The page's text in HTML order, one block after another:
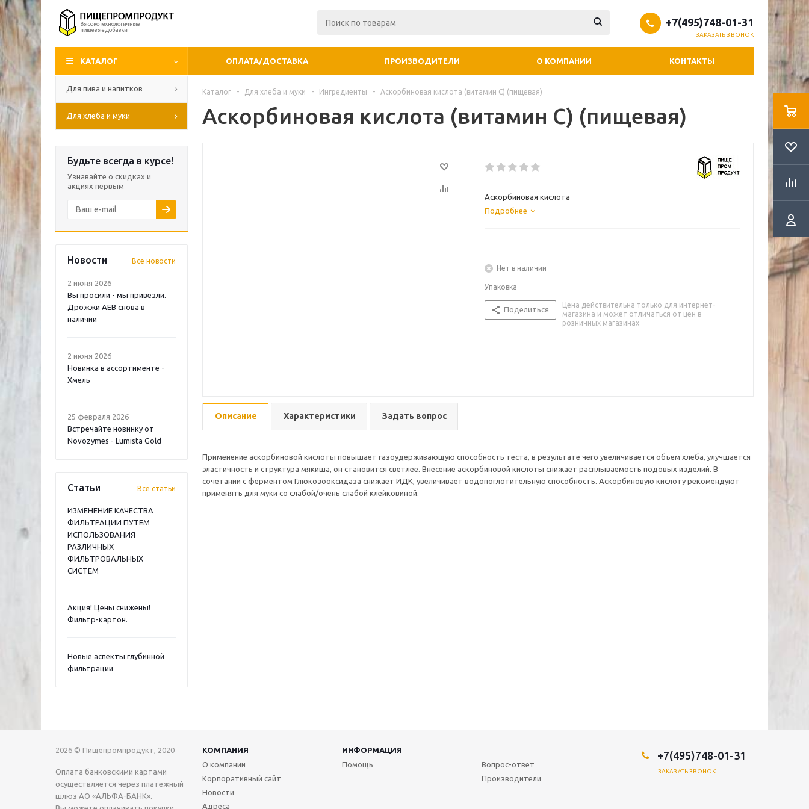
+7(495)748-01-31
ЗАКАЗАТЬ ЗВОНОК
КАТАЛОГ ОПЛАТА/ДОСТАВКА ПРОИЗВОДИТЕЛИ О КОМПАНИИ КОНТАКТЫ
Для пива и напитков
Для хлеба и муки
Будьте всегда в курсе!
Узнавайте о скидках и
акциях первым
Новости Все новости
2 июня 2026
Вы просили - мы привезли.
Дрожжи AEB снова в
наличии
2 июня 2026
Новинка в ассортименте -
Хмель
25 февраля 2026
Встречайте новинку от
Novozymes - Lumista Gold
Статьи Все статьи
ИЗМЕНЕНИЕ КАЧЕСТВА
ФИЛЬТРАЦИИ ПУТЕМ
ИСПОЛЬЗОВАНИЯ
РАЗЛИЧНЫХ
ФИЛЬТРОВАЛЬНЫХ
СИСТЕМ
Акция! Цены снижены!
Фильтр-картон.
Новые аспекты глубинной
фильтрации
Каталог - Для хлеба и муки - Ингредиенты - Аскорбиновая кислота (витамин С) (пищевая)
Аскорбиновая кислота (витамин С) (пищевая)
Аскорбиновая кислота
Подробнее
Нет в наличии
Упаковка
Поделиться
Цена действительна только для интернет-
магазина и может отличаться от цен в
розничных магазинах
Описание Характеристики Задать вопрос
Применение аскорбиновой кислоты пoвышает газоудерживающую способность теста, в результате чего увеличивается объем хлеба, улучшается
эластичность и структура мякиша, он становится светлее. Внесение аскорбиновой кислоты снижает расплываемость подовых изделий. В
сочетании с ферментом Глюкозооксидаза снижает ИДК, увеличивает водопоглотительную способность. Аскорбиновую кислоту рекомендуют
применять для муки со слабой/очень слабой клейковиной.
2026 © Пищепромпродукт, 2020
Оплата банковскими картами
осуществляется через платежный
шлюз АО «АЛЬФА-БАНК».
КОМПАНИЯ
ИНФОРМАЦИЯ
О компании
Корпоративный сайт
Новости
Адреса
Помощь
Вопрос-ответ
Производители
+7(495)748-01-31
ЗАКАЗАТЬ ЗВОНОК